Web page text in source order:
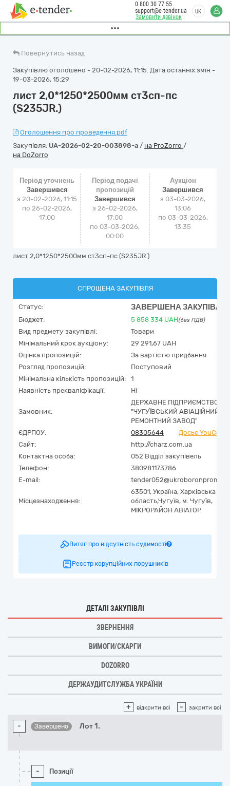
Замовити дзвінок
0 800 30 77 55
support@e-tender.ua
UK
Повернутись назад
Закупівлю оголошено - 20-02-2026, 11:15. Дата останніх змін -
19-03-2026, 15:29
лист 2,0*1250*2500мм ст3сп-пс
(S235JR.)
Оголошення про проведення.pdf
Закупівля: UA-2026-02-20-003898-a / на ProZorro /
на DoZorro
Період уточнень
Завершився
з 20-02-2026, 11:15
по 26-02-2026,
17:00
Період подачі
пропозицій
Завершився
з 26-02-2026,
17:00
по 03-03-2026,
00:00
Аукціон
Завершився
з 03-03-2026,
13:06
по 03-03-2026,
13:35
лист 2,0*1250*2500мм ст3сп-пс (S235JR.)
СПРОЩЕНА ЗАКУПІВЛЯ
Статус: ЗАВЕРШЕНА ЗАКУПІВЛЯ
Бюджет: 5 858 334 UAH(без ПДВ)
Вид предмету закупівлі:
Товари
Мінімальний крок аукціону:
29 291,67 UAH
Оцінка пропозицій:
За вартістю придбання
Розгляд пропозицій:
Поступовий
Мінімальна кількість пропозицій:
1
Наявність прекваліфікації:
Ні
Замовник:
ДЕРЖАВНЕ ПІДПРИЄМСТВО
"ЧУГУЇВСЬКИЙ АВІАЦІЙНИЙ
РЕМОНТНИЙ ЗАВОД"
ЄДРПОУ:
08305644
Досьє
Сайт:
http://charz.com.ua
Контактна особа:
052 Відділ закупівель
Телефон:
380981173786
E-mail:
Місцезнаходження:
63501, Україна, Харківська
область,Чугуїв, м. Чугуїв,
МІКРОРАЙОН АВІАТОР
Витяг про відсутність судимості
Реєстр корупційних порушників
ДЕТАЛІ ЗАКУПІВЛІ
ЗВЕРНЕННЯ
ВИМОГИ/СКАРГИ
DOZORRO
ДЕРЖАУДИТСЛУЖБА УКРАЇНИ
+ відкрити всі - закрити всі
- Завершено Лот 1.
- Позиції